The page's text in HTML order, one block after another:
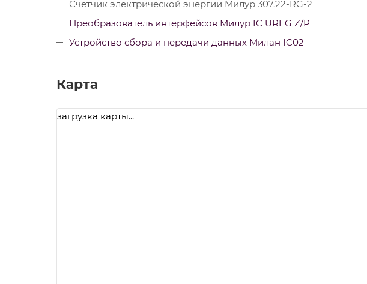
Счётчик электрической энергии Милур 307.22-RG-2
Преобразователь интерфейсов Милур IC UREG Z/P
Устройство сбора и передачи данных Милан IC02
Карта
загрузка карты...